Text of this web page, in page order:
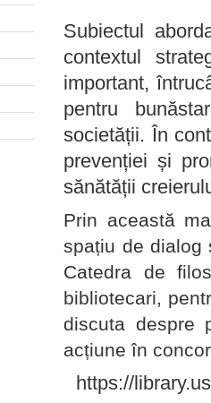
Subiectul
contextul
important,
pentru
societății. În
prevenției și
sănătății
Prin această
spațiu de dialog
Catedra de
bibliotecari,
discuta despre
acțiune în
https://